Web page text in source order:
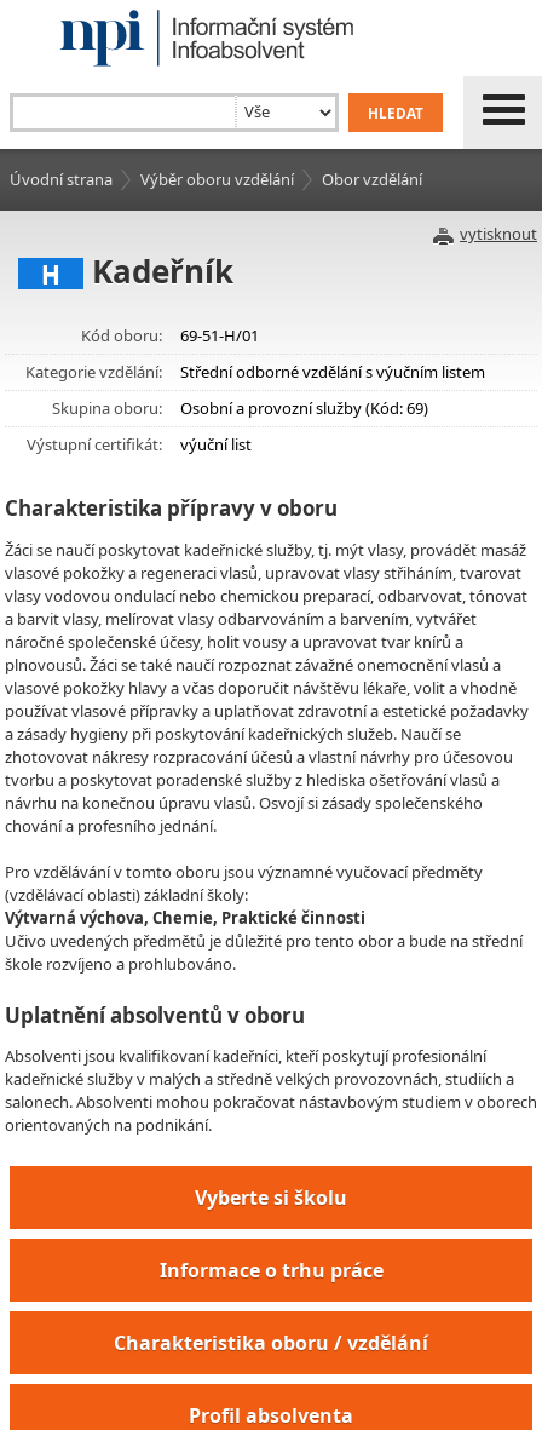
Úvodní strana Výběr oboru vzdělání Obor vzdělání
vytisknout
H Kadeřník
Kód oboru:
69-51-H/01
Kategorie vzdělání:
Střední odborné vzdělání s výučním listem
Skupina oboru:
Osobní a provozní služby (Kód: 69)
Výstupní certifikát:
výuční list
Charakteristika přípravy v oboru
Žáci se naučí poskytovat kadeřnické služby, tj. mýt vlasy, provádět masáž
vlasové pokožky a regeneraci vlasů, upravovat vlasy střiháním, tvarovat
vlasy vodovou ondulací nebo chemickou preparací, odbarvovat, tónovat
a barvit vlasy, melírovat vlasy odbarvováním a barvením, vytvářet
náročné společenské účesy, holit vousy a upravovat tvar knírů a
plnovousů. Žáci se také naučí rozpoznat závažné onemocnění vlasů a
vlasové pokožky hlavy a včas doporučit návštěvu lékaře, volit a vhodně
používat vlasové přípravky a uplatňovat zdravotní a estetické požadavky
a zásady hygieny při poskytování kadeřnických služeb. Naučí se
zhotovovat nákresy rozpracování účesů a vlastní návrhy pro účesovou
tvorbu a poskytovat poradenské služby z hlediska ošetřování vlasů a
návrhu na konečnou úpravu vlasů. Osvojí si zásady společenského
chování a profesního jednání.
Pro vzdělávání v tomto oboru jsou významné vyučovací předměty
(vzdělávací oblasti) základní školy:
Výtvarná výchova, Chemie, Praktické činnosti
Učivo uvedených předmětů je důležité pro tento obor a bude na střední
škole rozvíjeno a prohlubováno.
Uplatnění absolventů v oboru
Absolventi jsou kvalifikovaní kadeřníci, kteří poskytují profesionální
kadeřnické služby v malých a středně velkých provozovnách, studiích a
salonech. Absolventi mohou pokračovat nástavbovým studiem v oborech
orientovaných na podnikání.
Vyberte si školu
Informace o trhu práce
Charakteristika oboru / vzdělání
Profil absolventa